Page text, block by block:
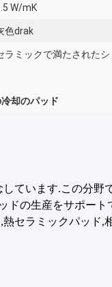
W/mK
色drak
ラミックで満たされた
却のパッド
ています.この分野
ドの生産をサポー
セラミックパッド,